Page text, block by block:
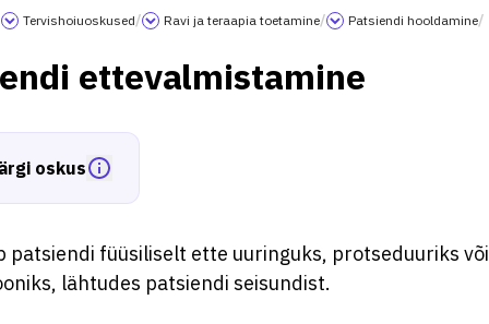
Tervishoiuoskused/ Ravi ja teraapia toetamine/ Patsiendi hooldamine/
ettevalmistamine
oskus
patsiendi füüsiliselt ette uuringuks, protseduuriks või
lähtudes patsiendi seisundist.